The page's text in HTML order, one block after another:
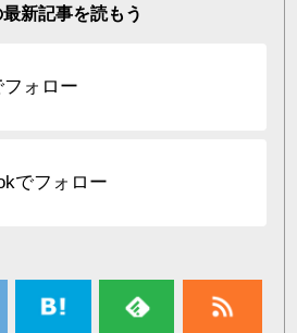
新記事を読もう
ォロー
でフォロー